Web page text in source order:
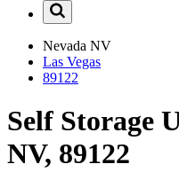
Nevada NV
Las Vegas
89122
Self Storage
NV, 89122